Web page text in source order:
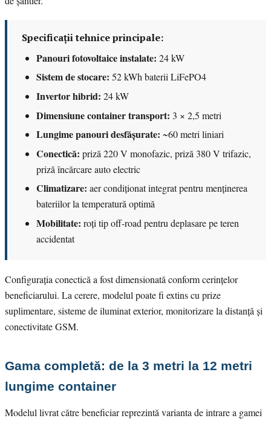
Specificații tehnice principale:
Panouri fotovoltaice instalate: 24 kW
Sistem de stocare: 52 kWh baterii LiFePO4
Invertor hibrid: 24 kW
Dimensiune container transport: 3 × 2,5 metri
Lungime panouri desfășurate: ~60 metri liniari
Conectică: priză 220 V monofazic, priză 380 V trifazic,
priză încărcare auto electric
Climatizare: aer condiționat integrat pentru menținerea
bateriilor la temperatură optimă
Mobilitate: roți tip off-road pentru deplasare pe teren
accidentat
Configurația conectică a fost dimensionată conform cerințelor
beneficiarului. La cerere, modelul poate fi extins cu prize
suplimentare, sisteme de iluminat exterior, monitorizare la distanță și
conectivitate GSM.
Gama completă: de la 3 metri la 12 metri
lungime container
Modelul livrat către beneficiar reprezintă varianta de intrare a gamei